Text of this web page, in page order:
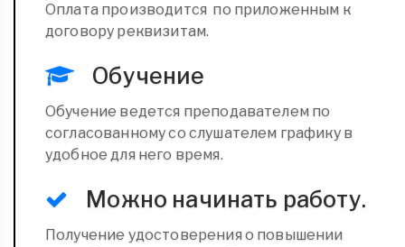
Оплата производится по приложенным к
договору реквизитам.
Обучение
Обучение ведется преподавателем по
согласованному со слушателем графику в
удобное для него время.
Можно начинать работу.
Получение удостоверения о повышении